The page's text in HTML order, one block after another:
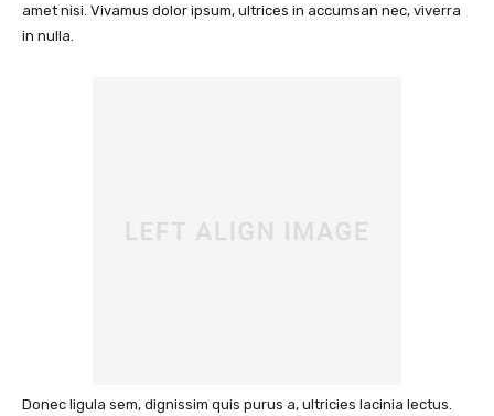
amet nisi. Vivamus dolor ipsum, ultrices in accumsan nec, viverra
in nulla.
Donec ligula sem, dignissim quis purus a, ultricies lacinia lectus.